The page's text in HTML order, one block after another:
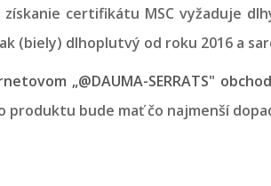
certifikátu MSC vyžaduje
(biely) dlhoplutvý od roku 2016 a
„@DAUMA-SERRATS"
bude mať čo najmenší